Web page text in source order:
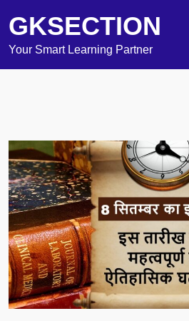
GKSECTION
Your Smart Learning Partner